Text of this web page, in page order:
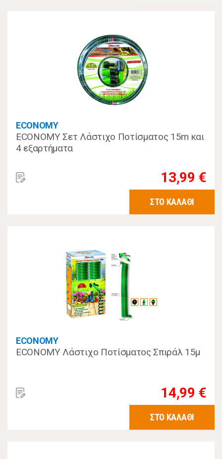
ECONOMY
ECONOMY Σετ Λάστιχο Ποτίσματος 15m και
4 εξαρτήματα
13,99 €
ΣΤΟ ΚΑΛΑΘΙ
ECONOMY
ECONOMY Λάστιχο Ποτίσματος Σπιράλ 15μ
14,99 €
ΣΤΟ ΚΑΛΑΘΙ